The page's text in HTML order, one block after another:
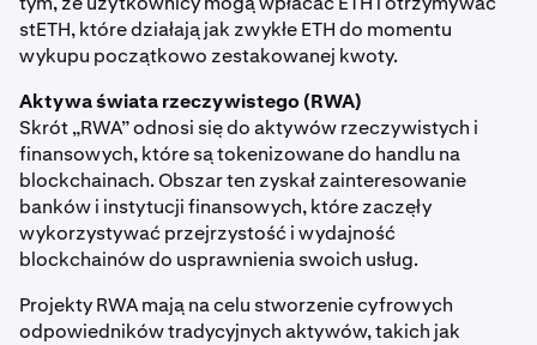
stETH, które działają jak zwykłe ETH do momentu
wykupu początkowo zestakowanej kwoty.
Aktywa świata rzeczywistego (RWA)
Skrót „RWA” odnosi się do aktywów rzeczywistych i
finansowych, które są tokenizowane do handlu na
blockchainach. Obszar ten zyskał zainteresowanie
banków i instytucji finansowych, które zaczęły
wykorzystywać przejrzystość i wydajność
blockchainów do usprawnienia swoich usług.
Projekty RWA mają na celu stworzenie cyfrowych
odpowiedników tradycyjnych aktywów, takich jak